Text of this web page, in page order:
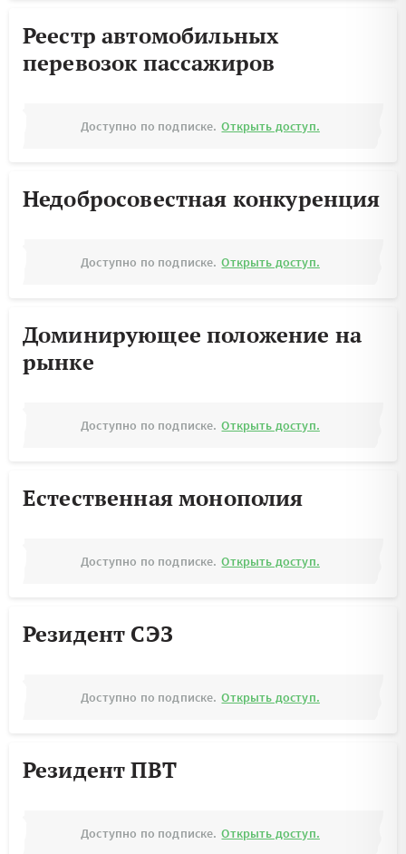
Реестр автомобильных
перевозок пассажиров
Доступно по подписке. Открыть доступ.
Недобросовестная конкуренция
Доступно по подписке. Открыть доступ.
Доминирующее положение на
рынке
Доступно по подписке. Открыть доступ.
Естественная монополия
Доступно по подписке. Открыть доступ.
Резидент СЭЗ
Доступно по подписке. Открыть доступ.
Резидент ПВТ
Доступно по подписке. Открыть доступ.